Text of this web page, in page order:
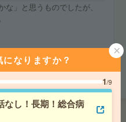
」と思うものでしたが、
見る
なりますか？
1/9
なし！長期！総合病